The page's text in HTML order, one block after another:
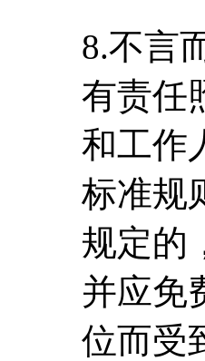
8.不言
有责任
和工作
标准规
规定的
并应免
位而受